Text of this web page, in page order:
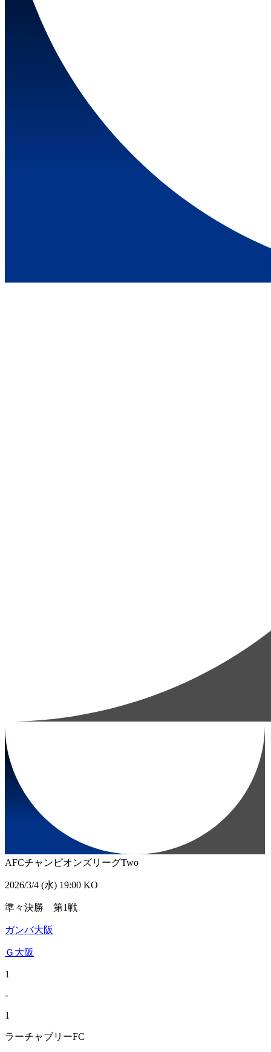
AFCチャンピオンズリーグTwo
2026/3/4 (水) 19:00 KO
準々決勝 第1戦
ガンバ大阪
Ｇ大阪
1
-
1
ラーチャブリーFC